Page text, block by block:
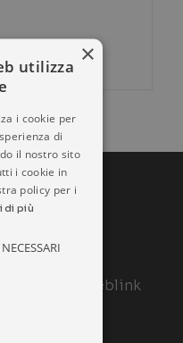
un sito di Weblink
– Italy
×
utilizza
i cookie per
di
il nostro sito
i cookie in
policy per i
di più